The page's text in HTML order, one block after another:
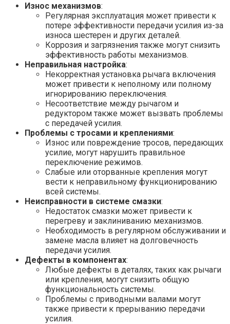
Износ механизмов:
Регулярная эксплуатация может привести к
потере эффективности передачи усилия из-за
износа шестерен и других деталей.
Коррозия и загрязнения также могут снизить
эффективность работы механизмов.
Неправильная настройка:
Некорректная установка рычага включения
может привести к неполному или полному
игнорированию переключения.
Несоответствие между рычагом и
редуктором также может вызвать проблемы
с передачей усилия.
Проблемы с тросами и креплениями:
Износ или повреждение тросов, передающих
усилие, могут нарушить правильное
переключение режимов.
Слабые или оторванные крепления могут
вести к неправильному функционированию
всей системы.
Неисправности в системе смазки:
Недостаток смазки может привести к
перегреву и заклиниванию механизмов.
Необходимость в регулярном обслуживании и
замене масла влияет на долговечность
передачи усилия.
Дефекты в компонентах:
Любые дефекты в деталях, таких как рычаги
или крепления, могут снизить общую
функциональность системы.
Проблемы с приводными валами могут
также привести к прерыванию передачи
усилия.